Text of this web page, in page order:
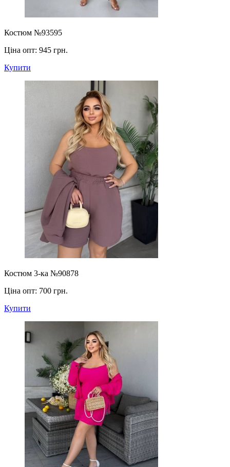
Костюм №93595
Ціна опт: 945 грн.
Купити
Костюм 3-ка №90878
Ціна опт: 700 грн.
Купити